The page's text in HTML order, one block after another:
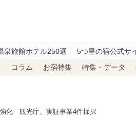
泉旅館ホテル250選 5つ星の宿公式サ
コラム お宿特集 特集・データ
化 観光庁、実証事業4件採択